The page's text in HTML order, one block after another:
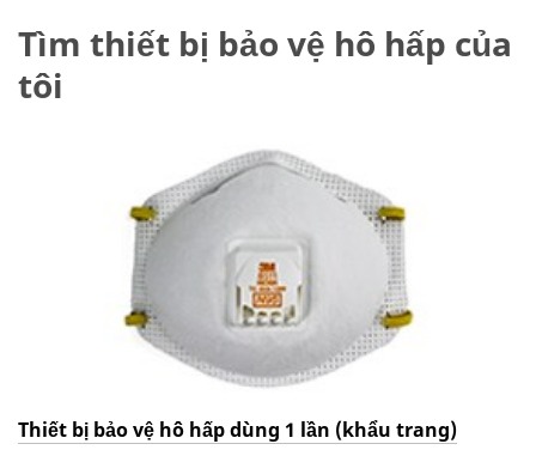
Tìm thiết bị bảo vệ hô hấp của
tôi
Thiết bị bảo vệ hô hấp dùng 1 lần (khẩu trang)